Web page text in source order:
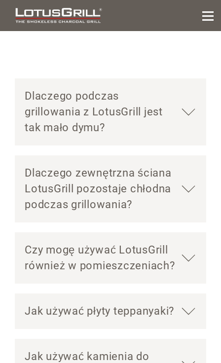
Dlaczego podczas
grillowania z LotusGrill jest
tak mało dymu?
Dlaczego zewnętrzna ściana
LotusGrill pozostaje chłodna
podczas grillowania?
Czy mogę używać LotusGrill
również w pomieszczeniach?
Jak używać płyty teppanyaki?
Jak używać kamienia do